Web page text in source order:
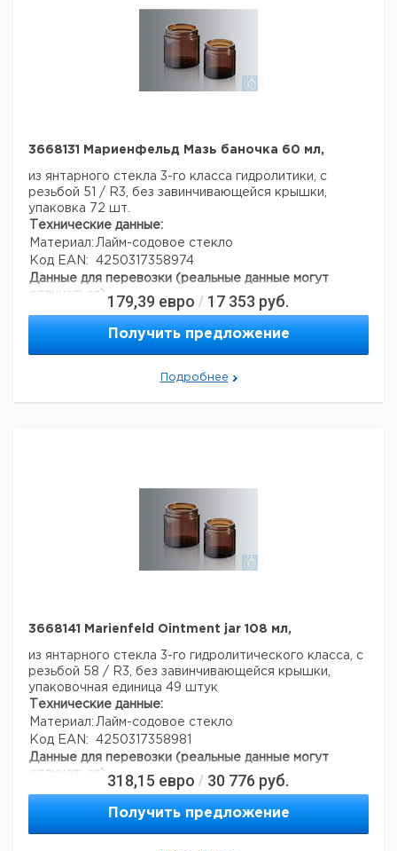
3668131 Мариенфельд Мазь баночка 60 мл,
из янтарного стекла 3-го класса гидролитики, с
резьбой 51 / R3, без завинчивающейся крышки,
упаковка 72 шт.
Технические данные:
Материал: Лайм-содовое стекло
Код EAN:
4250317358974
Данные для перевозки (реальные данные могут
отличаться) 179,39 евро / 17 353 руб.
Получить предложение
Подробнее
3668141 Marienfeld Ointment jar 108 мл,
из янтарного стекла 3-го гидролитического класса, с
резьбой 58 / R3, без завинчивающейся крышки,
упаковочная единица 49 штук
Технические данные:
Материал: Лайм-содовое стекло
Код EAN:
4250317358981
Данные для перевозки (реальные данные могут
отличаться) 318,15 евро / 30 776 руб.
Получить предложение